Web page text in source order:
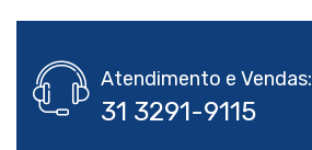
Atendimento e Vendas: